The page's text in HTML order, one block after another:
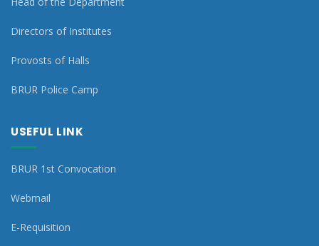
Directors of Institutes
Provosts of Halls
BRUR Police Camp
USEFUL LINK
BRUR 1st Convocation
Webmail
E-Requisition